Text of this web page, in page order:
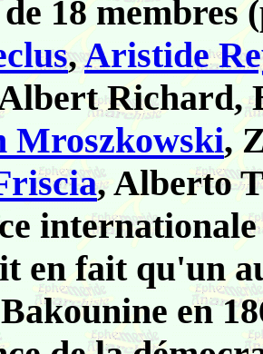
18 membres
,Aristide
Richard,
Mroszkowski,
, Alberto
internationale
en fait qu'un
en